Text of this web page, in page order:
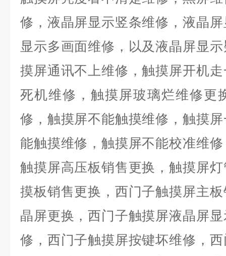
修，液晶屏显示竖条维修，液晶
显示多画面维修，以及液晶屏显
摸屏通讯不上维修，触摸屏开机
死机维修，触摸屏玻璃烂维修更
修，触摸屏不能触摸维修，触摸
能触摸维修，触摸屏不能校准维
触摸屏高压板销售更换，触摸屏
摸板销售更换，西门子触摸屏主
晶屏更换，西门子触摸屏液晶屏
修，西门子触摸屏按键坏维修，